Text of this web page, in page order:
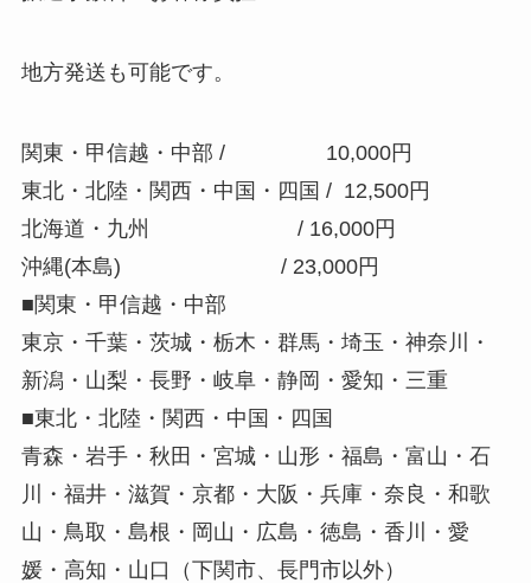
地方発送も可能です。
関東・甲信越・中部 / 10,000円
東北・北陸・関西・中国・四国 / 12,500円
北海道・九州 / 16,000円
沖縄(本島) / 23,000円
■関東・甲信越・中部
東京・千葉・茨城・栃木・群馬・埼玉・神奈川・
新潟・山梨・長野・岐阜・静岡・愛知・三重
■東北・北陸・関西・中国・四国
青森・岩手・秋田・宮城・山形・福島・富山・石
川・福井・滋賀・京都・大阪・兵庫・奈良・和歌
山・鳥取・島根・岡山・広島・徳島・香川・愛
媛・高知・山口（下関市、長門市以外）